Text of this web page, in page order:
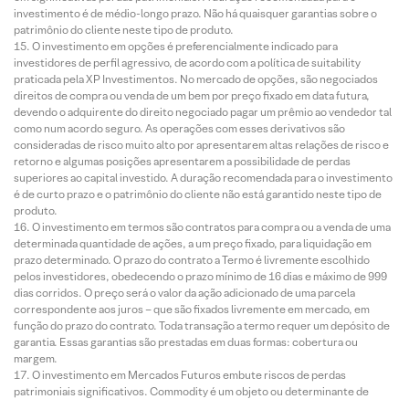
investimento é de médio-longo prazo. Não há quaisquer garantias sobre o
patrimônio do cliente neste tipo de produto.
O investimento em opções é preferencialmente indicado para
investidores de perfil agressivo, de acordo com a política de suitability
praticada pela XP Investimentos. No mercado de opções, são negociados
direitos de compra ou venda de um bem por preço fixado em data futura,
devendo o adquirente do direito negociado pagar um prêmio ao vendedor tal
como num acordo seguro. As operações com esses derivativos são
consideradas de risco muito alto por apresentarem altas relações de risco e
retorno e algumas posições apresentarem a possibilidade de perdas
superiores ao capital investido. A duração recomendada para o investimento
é de curto prazo e o patrimônio do cliente não está garantido neste tipo de
produto.
O investimento em termos são contratos para compra ou a venda de uma
determinada quantidade de ações, a um preço fixado, para liquidação em
prazo determinado. O prazo do contrato a Termo é livremente escolhido
pelos investidores, obedecendo o prazo mínimo de 16 dias e máximo de 999
dias corridos. O preço será o valor da ação adicionado de uma parcela
correspondente aos juros – que são fixados livremente em mercado, em
função do prazo do contrato. Toda transação a termo requer um depósito de
garantia. Essas garantias são prestadas em duas formas: cobertura ou
margem.
O investimento em Mercados Futuros embute riscos de perdas
patrimoniais significativos. Commodity é um objeto ou determinante de